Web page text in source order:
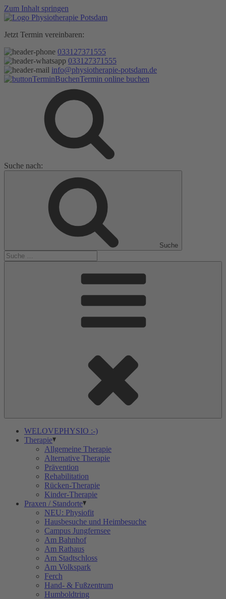
Zum Inhalt springen
Jetzt Termin vereinbaren:
033127371555
033127371555
info@physiotherapie-potsdam.de
Termin online buchen
Suche nach:
Suche
WELOVEPHYSIO :-)
Therapie
Allgemeine Therapie
Alternative Therapie
Prävention
Rehabilitation
Rücken-Therapie
Kinder-Therapie
Praxen / Standorte
NEU: Physiofit
Hausbesuche und Heimbesuche
Campus Jungfernsee
Am Bahnhof
Am Rathaus
Am Stadtschloss
Am Volkspark
Ferch
Hand- & Fußzentrum
Humboldtring